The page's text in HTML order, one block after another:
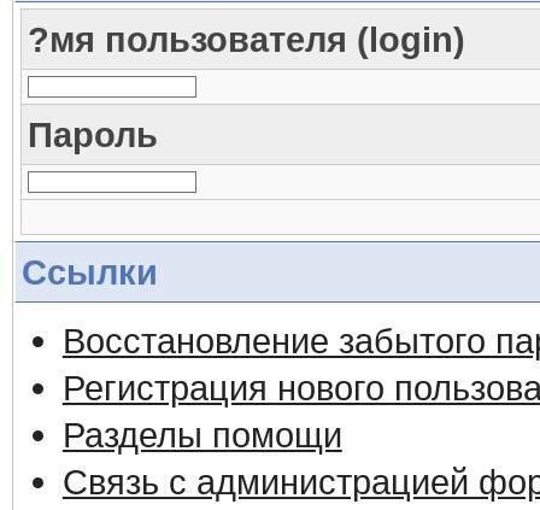
?мя пользователя (login)
Пароль
Ссылки
Восстановление забытого
Регистрация нового
Разделы помощи
Связь с администрацией